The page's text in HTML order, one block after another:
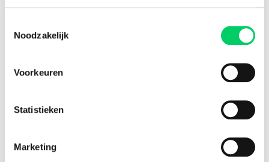
Noodzakelijk
Voorkeuren
Statistieken
Marketing
Festival Travel
Affiliate
Group travel
Sziget Express